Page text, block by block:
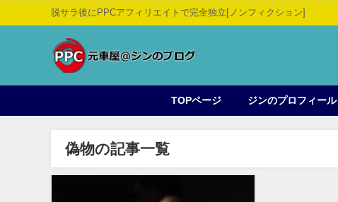
脱サラ後にPPCアフィリエイトで完全独立[ノンフィクション]
TOPページ ジンのプロフィール
偽物の記事一覧